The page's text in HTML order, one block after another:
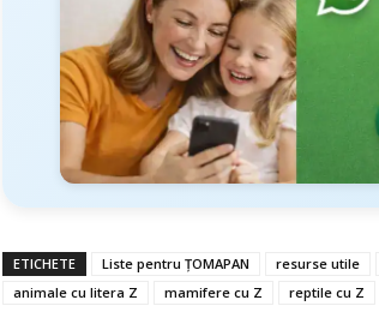
ETICHETE Liste pentru ȚOMAPAN resurse utile
animale cu litera Z
mamifere cu Z reptile cu Z